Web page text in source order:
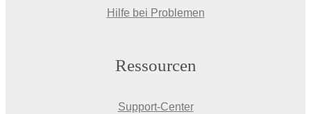
Hilfe bei Problemen
Ressourcen
Support-Center